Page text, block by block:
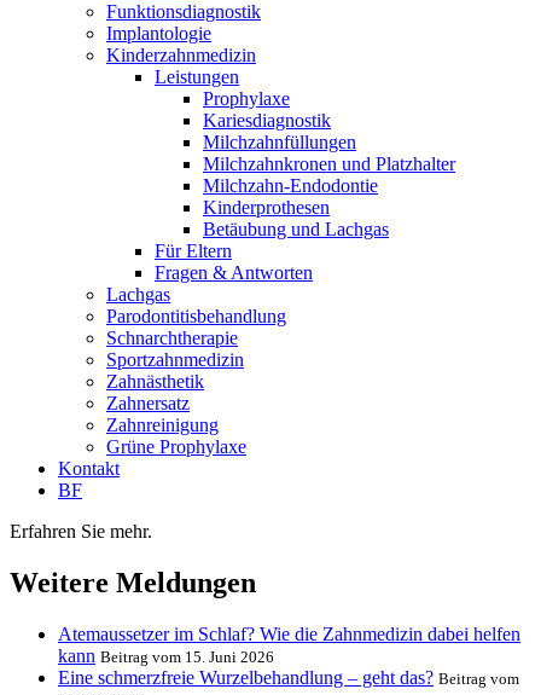
Funktionsdiagnostik
Implantologie
Kinderzahnmedizin
Leistungen
Prophylaxe
Kariesdiagnostik
Milchzahnfüllungen
Milchzahnkronen und Platzhalter
Milchzahn-Endodontie
Kinderprothesen
Betäubung und Lachgas
Für Eltern
Fragen & Antworten
Lachgas
Parodontitisbehandlung
Schnarchtherapie
Sportzahnmedizin
Zahnästhetik
Zahnersatz
Zahnreinigung
Grüne Prophylaxe
Kontakt
BF
Erfahren Sie mehr.
Weitere Meldungen
Atemaussetzer im Schlaf? Wie die Zahnmedizin dabei helfen
kann Beitrag vom 15. Juni 2026
Eine schmerzfreie Wurzelbehandlung – geht das? Beitrag vom